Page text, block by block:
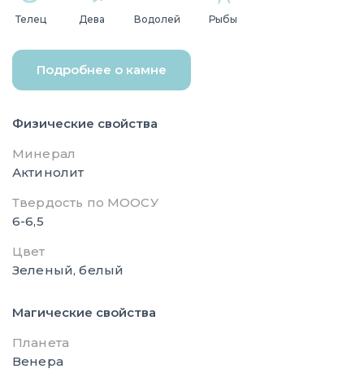
Телец Дева Водолей Рыбы
Подробнее о камне
Физические свойства
Минерал
Актинолит
Твердость по МООСУ
6-6,5
Цвет
Зеленый, белый
Магические свойства
Планета
Венера